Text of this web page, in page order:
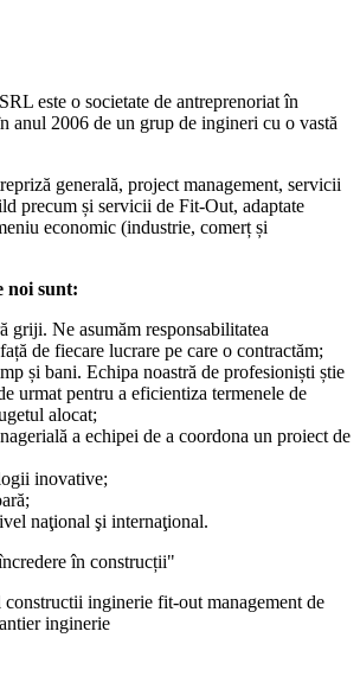
este o societate de antreprenoriat în
anul 2006 de un grup de ingineri cu o vastă
generală, project management, servicii
precum și servicii de Fit-Out, adaptate
economic (industrie, comerț și
noi sunt:
griji. Ne asumăm responsabilitatea
de fiecare lucrare pe care o contractăm;
și bani. Echipa noastră de profesioniști știe
urmat pentru a eficientiza termenele de
alocat;
a echipei de a coordona un proiect de
inovative;
naţional şi internaţional.
în construcții"
constructii inginerie fit-out management de
inginerie